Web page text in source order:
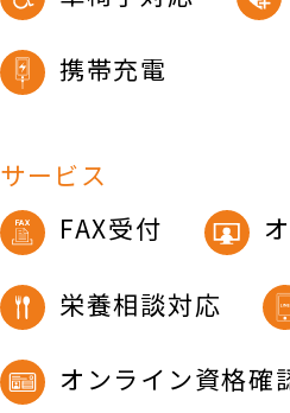
携帯充電
サービス
FAX受付
栄養相談対応
オンライン資格確